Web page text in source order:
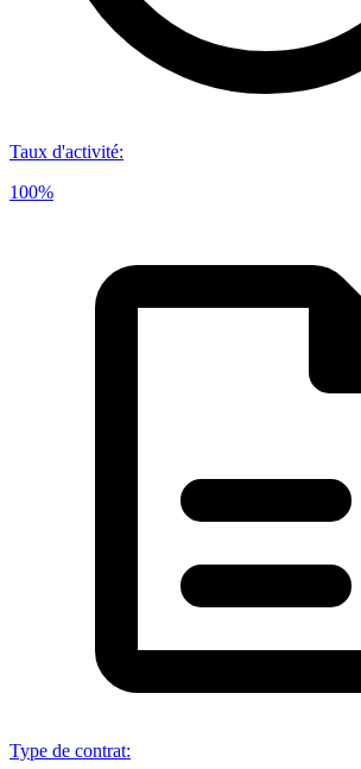
Taux d'activité:
100%
Type de contrat: